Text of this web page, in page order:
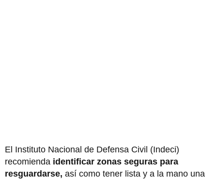
El Instituto Nacional de Defensa Civil (Indeci)
recomienda identificar zonas seguras para
resguardarse, así como tener lista y a la mano una